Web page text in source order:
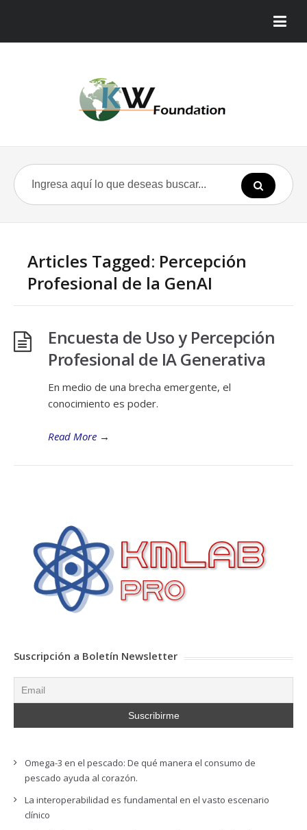
Articles Tagged: Percepción
Profesional de la GenAI
Encuesta de Uso y Percepción
Profesional de IA Generativa
En medio de una brecha emergente, el
conocimiento es poder.
Read More →
Suscripción a Boletín Newsletter
Omega-3 en el pescado: De qué manera el consumo de
pescado ayuda al corazón.
La interoperabilidad es fundamental en el vasto escenario
clínico